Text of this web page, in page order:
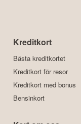
Kreditkort
Bästa kreditkortet
Kreditkort för resor
Kreditkort med bonus
Bensinkort